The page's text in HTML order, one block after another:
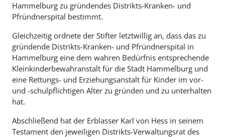
Hammelburg zu gründendes Distrikts-Kranken- und
Pfründnerspital bestimmt.
Gleichzeitig ordnete der Stifter letztwillig an, dass das zu
gründende Distrikts-Kranken- und Pfründnerspital in
Hammelburg eine dem wahren Bedürfnis entsprechende
Kleinkinderbewahranstalt für die Stadt Hammelburg und
eine Rettungs- und Erziehungsanstalt für Kinder im vor-
und -schulpflichtigen Alter zu gründen und zu unterhalten
hat.
Abschließend hat der Erblasser Karl von Hess in seinem
Testament den jeweiligen Distrikts-Verwaltungsrat des